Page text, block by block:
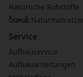
Natürliche Rohstoffe
bionik
Service
Aufbauservice
Aufbauanleitungen